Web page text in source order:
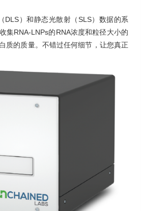
）和静态光散射（SLS）数据的系
集RNA-LNPs的RNA浓度和粒径大小的
质的质量。不错过任何细节，让您真正